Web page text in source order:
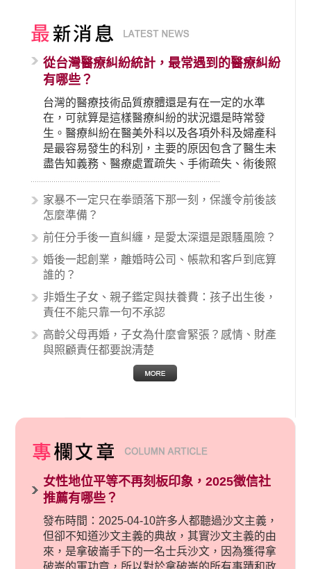
從台灣醫療糾紛統計，最常遇到的醫療糾紛
有哪些？
台灣的醫療技術品質療體還是有在一定的水準
在，可就算是這樣醫療糾紛的狀況還是時常發
生。醫療糾紛在醫美外科以及各項外科及婦產科
是最容易發生的科別，主要的原因包含了醫生未
盡告知義務、醫療處置疏失、手術疏失、術後照
顧失當、醫療費用的收取。雖然醫學進步，但醫
生與病患之間引起的糾紛還是經常發生。很多案
例中最後都走向訴訟流程，我們如果不幸遇到相
的內容其實非常多，有些案例…
家暴不一定只在拳頭落下那一刻，保護令前後該
怎麼準備？
前任分手後一直糾纏，是愛太深還是跟騷風險？
婚後一起創業，離婚時公司、帳款和客戶到底算
誰的？
非婚生子女、親子鑑定與扶養費：孩子出生後，
責任不能只靠一句不承認
高齡父母再婚，子女為什麼會緊張？感情、財產
與照顧責任都要說清楚
女性地位平等不再刻板印象，2025徵信社
推薦有哪些？
發布時間：2025-04-10許多人都聽過沙文主義，
但卻不知道沙文主義的典故，其實沙文主義的由
來，是拿破崙手下的一名士兵沙文，因為獲得拿